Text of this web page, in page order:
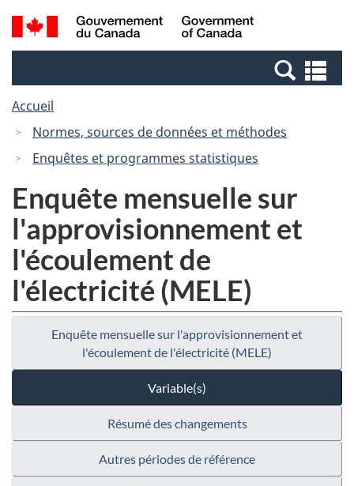
Passer
au
Passer
à
Canada
Recherche
et
et
Accueil
Normes, sources de données et méthodes
Enquêtes et programmes statistiques
Enquête mensuelle sur
l'approvisionnement et
l'écoulement de
l'électricité (MELE)
Enquête mensuelle sur l'approvisionnement et
l'écoulement de l'électricité (MELE)
Variable(s)
Résumé des changements
Autres périodes de référence